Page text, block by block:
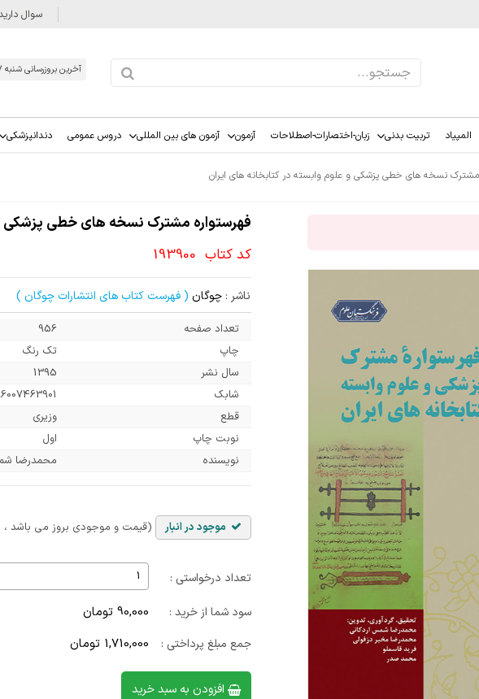
سوال
آخرین بروزرسانی شنبه 1405/05/17
المپیاد تربیت بدنی زبان-اختصارات-اصطلاحات آزمون آزمون های بین المللی دروس عمومی دندانپزشکی
مشترک نسخه های خطی پزشکی و علوم وابسته در کتابخانه های ایران
فهرستواره مشترک نسخه های خطی پزشکی و
کد کتاب 193900
ناشر : چوگان ( فهرست کتاب های انتشارات چوگان )
تعداد صفحه
956
چاپ
تک رنگ
سال نشر
1395
شابک
قطع
وزیری
نوبت چاپ
اول
نویسنده
محمدرضا
موجود در انبار (قیمت و موجودی بروز می باشد ،
تعداد درخواستی :
سود شما از خرید :
90,000 تومان
جمع مبلغ پرداختی : 1,710,000 تومان
افزودن به سبد خرید